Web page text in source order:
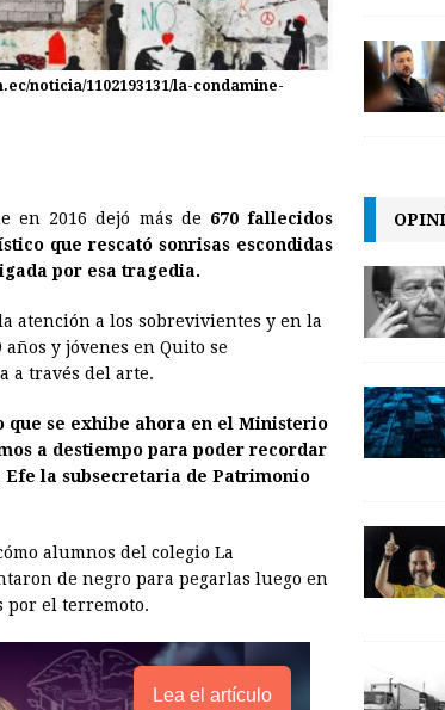
noticia/1102193131/la-condamine-
en 2016 dejó más de 670 fallecidos
que rescató sonrisas escondidas
por esa tragedia.
atención a los sobrevivientes y en la
y jóvenes en Quito se
a través del arte.
que se exhibe ahora en el Ministerio
a destiempo para poder recordar
la subsecretaria de Patrimonio
alumnos del colegio La
de negro para pegarlas luego en
por el terremoto.
Lea el artículo